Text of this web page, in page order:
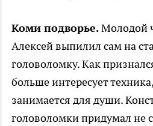
Коми подворье.Молодой
Алексей выпилил сам на
головоломку. Как
больше интересует
занимается для души.
головоломки придумал не